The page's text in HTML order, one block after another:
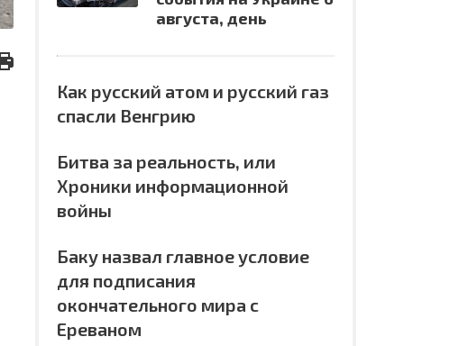
августа, день
Как русский атом и русский газ
спасли Венгрию
Битва за реальность, или
Хроники информационной
войны
Баку назвал главное условие
для подписания
окончательного мира с
Ереваном